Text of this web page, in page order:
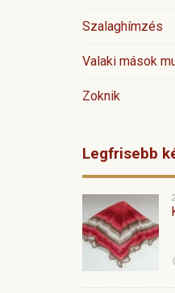
Szalaghímzés
Valaki mások
Zoknik
Legfrisebb